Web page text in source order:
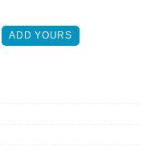
ADD YOURS